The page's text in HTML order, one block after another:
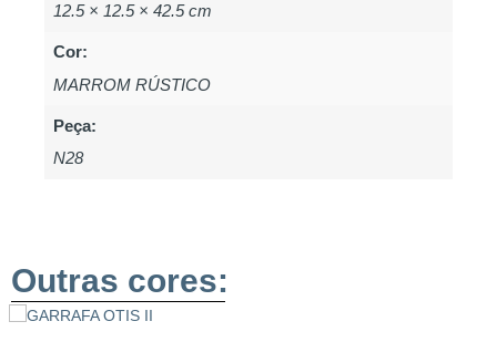
12.5 × 12.5 × 42.5 cm
Cor:
MARROM RÚSTICO
Peça:
N28
Outras cores: